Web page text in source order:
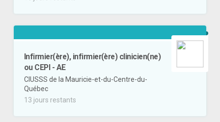
Infirmier(ère), infirmier(ère) clinicien(ne)
ou CEPI - AE
CIUSSS de la Mauricie-et-du-Centre-du-
Québec
13 jours restants